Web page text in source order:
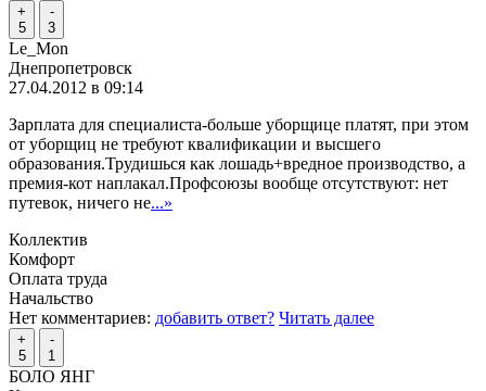
+
5
-
3
Le_Mon
Днепропетровск
27.04.2012 в 09:14
Зарплата для специалиста-больше уборщице платят, при этом
от уборщиц не требуют квалификации и высшего
образования.Трудишься как лошадь+вредное производство, а
премия-кот наплакал.Профсоюзы вообще отсутствуют: нет
путевок, ничего не...»
Коллектив
Комфорт
Оплата труда
Начальство
Нет комментариев: добавить ответ? Читать далее
+
5
-
1
БОЛО ЯНГ